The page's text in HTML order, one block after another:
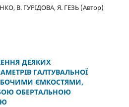
В. ГУРІДОВА, Я. ГЕЗЬ (Автор)
ДЕЯКИХ
ГАЛТУВАЛЬНОЇ
ЄМКОСТЯМИ,
ОБЕРТАЛЬНОЮ